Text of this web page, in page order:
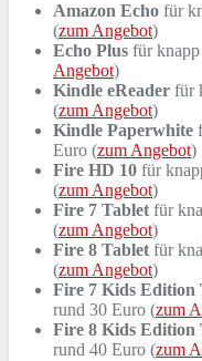
Amazon Echo für
(zum Angebot)
Echo Plus für
Angebot)
Kindle eReader für
(zum Angebot)
Kindle Paperwhite
Euro (zum Angebot)
Fire HD 10 für
(zum Angebot)
Fire 7 Tablet für
(zum Angebot)
Fire 8 Tablet für
(zum Angebot)
Fire 7 Kids Edition
rund 30 Euro (zum
Fire 8 Kids Edition
rund 40 Euro (zum